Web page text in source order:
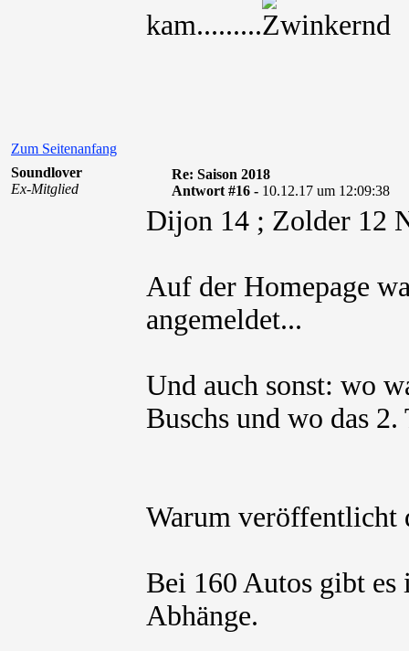
kam.........
Zum Seitenanfang
Soundlover
Ex-Mitglied
Re: Saison 2018
Antwort #16 - 10.12.17 um 12:09:38
Dijon 14 ; Zolder 12
Auf der Homepage
angemeldet...
Und auch sonst: wo
Buschs und wo das
Warum veröffentlicht
Bei 160 Autos gibt es
Abhänge.